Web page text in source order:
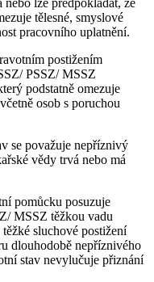
tělesné, smyslové
pracovního uplatnění.
postižením
PSSZ/ MSSZ
podstatně omezuje
osob s poruchou
se považuje nepříznivý
vědy trvá nebo má
pomůcku posuzuje
MSSZ těžkou vadu
sluchové postižení
dlouhodobě nepříznivého
stav nevylučuje přiznání